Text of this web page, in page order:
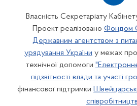
Власність Секретаріату
Проект реалізовано Фондом
Державним агентством з
урядування України у межах
технічної допомоги
підзвітності влади та участі
фінансової підтримки